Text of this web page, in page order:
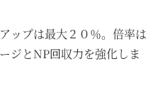
ップは最大２０％。倍率は
ジとNP回収力を強化しま